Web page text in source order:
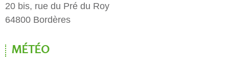
20 bis, rue du Pré du Roy
64800 Bordères
MÉTÉO